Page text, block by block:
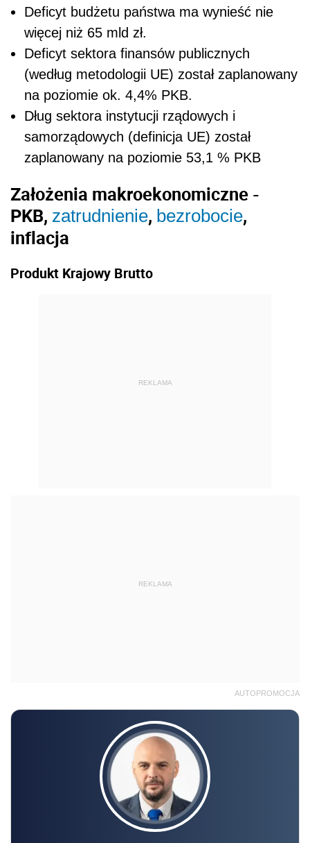
Deficyt budżetu państwa ma wynieść nie
więcej niż 65 mld zł.
Deficyt sektora finansów publicznych
(według metodologii UE) został zaplanowany
na poziomie ok. 4,4% PKB.
Dług sektora instytucji rządowych i
samorządowych (definicja UE) został
zaplanowany na poziomie 53,1 % PKB
Założenia makroekonomiczne -
PKB, zatrudnienie, bezrobocie,
inflacja
Produkt Krajowy Brutto
REKLAMA
REKLAMA
AUTOPROMOCJA